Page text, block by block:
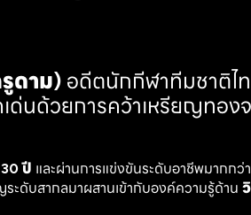
ดาม) อดีตนักกีฬาทีมชาติไ
ด่นด้วยการคว้าเหรียญทอ
30 ปี และผ่านการแข่งขันระดับอาชีพมากกว่า
ระดับสากลมาผสานเข้ากับองค์ความรู้ด้าน